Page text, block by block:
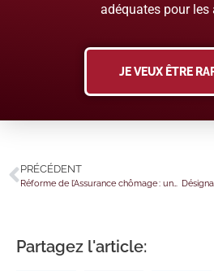
adéquates pour les
JE VEUX ÊTRE
PRÉCÉDENT
Réforme de l’Assurance chômage : une nouvelle prolongation du régime actuel
Partagez l'article: